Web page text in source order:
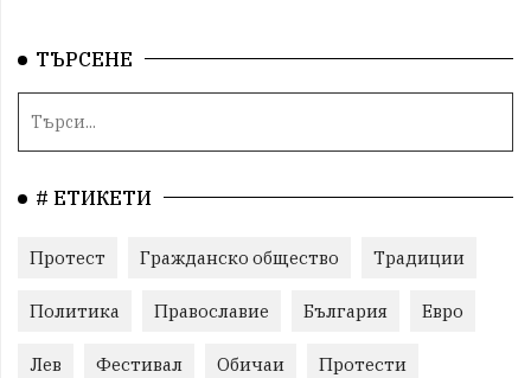
ТЪРСЕНЕ
# ЕТИКЕТИ
Протест Гражданско общество Традиции
Политика Православие България Евро
Лев Фестивал Обичаи Протести